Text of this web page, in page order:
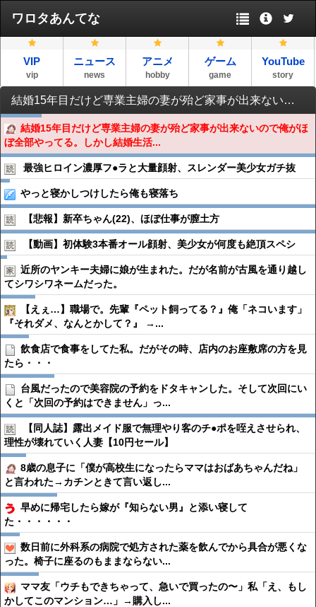
ワロタあんてな
VIP
vip
ニュース
news
アニメ
hobby
ゲーム
game
YouTube
story
結婚15年目だけど専業主婦の妻が殆ど家事が出来ないので俺がほぼ全部やってる。しかし結婚生活は穏やかで、その理由は…
結婚15年目だけど専業主婦の妻が殆ど家事が出来ないので俺がほ
ぼ全部やってる。しかし結婚生活...
最強ヒロイン濃厚フ●︎ラと大量顔射、スレンダー美少女ガチ抜
やっと寝かしつけしたら俺も寝落ち
【悲報】新卒ちゃん(22)、ほぼ仕事が膣土方
【動画】初体験3本番オール顔射、美少女が何度も絶頂スペシ
近所のヤンキー夫婦に娘が生まれた。だが名前が古風を通り越し
てシワシワネームだった。
【えぇ…】職場で。先輩『ペット飼ってる？』俺「ネコいます」
『それダメ、なんとかして？』 →...
飲食店で食事をしてた私。だがその時、店内のお座敷席の方を見
たら・・・
台風だったので美容院の予約をドタキャンした。そして次回にい
くと「次回の予約はできません」っ...
【同人誌】露出メイド服で無理やり客のチ●︎ポを咥えさせられ、
理性が壊れていく人妻【10円セール】
8歳の息子に「僕が高校生になったらママはおばあちゃんだね」
と言われた→カチンときて言い返し...
早めに帰宅したら嫁が『知らない男』と添い寝して
た・・・・・・
数日前に外科系の病院で処方された薬を飲んでから具合が悪くな
った。椅子に座るのもままならない...
ママ友「ウチもできちゃって、急いで買ったの〜」私「え、もし
かしてこのマンション…」→購入し...